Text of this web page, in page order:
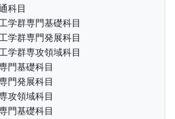
科目
学群専門基礎科目
学群専門発展科目
学群専攻領域科目
門基礎科目
門発展科目
攻領域科目
門基礎科目